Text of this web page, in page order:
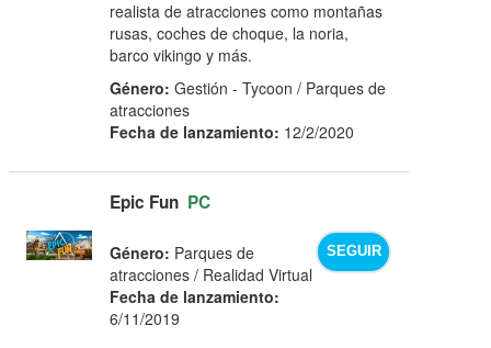
realista de atracciones como montañas
rusas, coches de choque, la noria,
barco vikingo y más.
Género: Gestión - Tycoon / Parques de
atracciones
Fecha de lanzamiento: 12/2/2020
Epic Fun PC
SEGUIR
Género: Parques de
atracciones / Realidad Virtual
Fecha de lanzamiento:
6/11/2019